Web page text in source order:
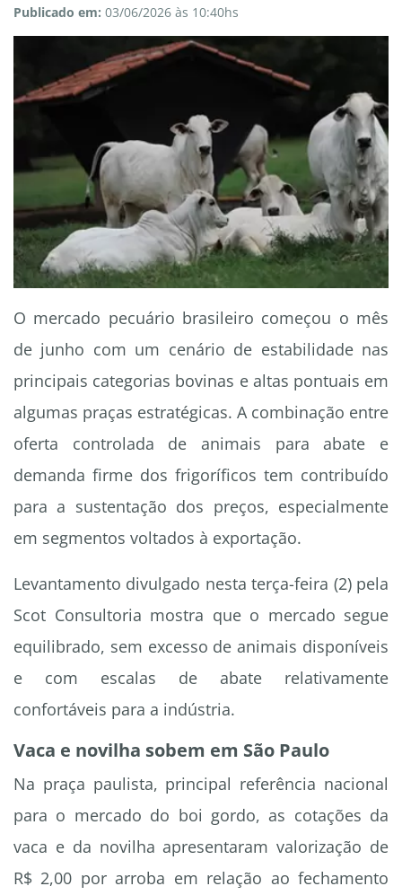
Publicado em: 03/06/2026 às 10:40hs
O mercado pecuário brasileiro começou o mês
de junho com um cenário de estabilidade nas
principais categorias bovinas e altas pontuais em
algumas praças estratégicas. A combinação entre
oferta controlada de animais para abate e
demanda firme dos frigoríficos tem contribuído
para a sustentação dos preços, especialmente
em segmentos voltados à exportação.
Levantamento divulgado nesta terça-feira (2) pela
Scot Consultoria mostra que o mercado segue
equilibrado, sem excesso de animais disponíveis
e com escalas de abate relativamente
confortáveis para a indústria.
Vaca e novilha sobem em São Paulo
Na praça paulista, principal referência nacional
para o mercado do boi gordo, as cotações da
vaca e da novilha apresentaram valorização de
R$ 2,00 por arroba em relação ao fechamento